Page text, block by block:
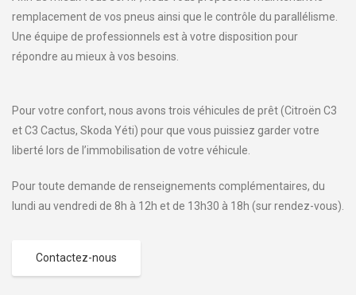
remplacement de vos pneus ainsi que le contrôle du parallélisme.
Une équipe de professionnels est à votre disposition pour
répondre au mieux à vos besoins.
Pour votre confort, nous avons trois véhicules de prêt (Citroën C3
et C3 Cactus, Skoda Yéti) pour que vous puissiez garder votre
liberté lors de l’immobilisation de votre véhicule.
Pour toute demande de renseignements complémentaires, du
lundi au vendredi de 8h à 12h et de 13h30 à 18h (sur rendez-vous).
Contactez-nous